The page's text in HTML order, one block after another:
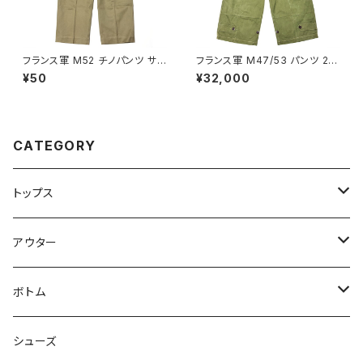
フランス軍 M52 チノパンツ サイ
ズ 22 French Army Chino P
ants M45/52
¥50
フランス軍 M47/53 パンツ 20
0 HBT素材 French Army M4
7 Combat Pants 3rd
¥32,000
CATEGORY
トップス
Tシャツ
シャツ
ニット
アウター
ジャケット
コート
ボトム
パンツ
シューズ